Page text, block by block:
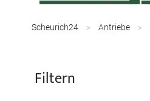
Scheurich24 Antriebe
Filtern